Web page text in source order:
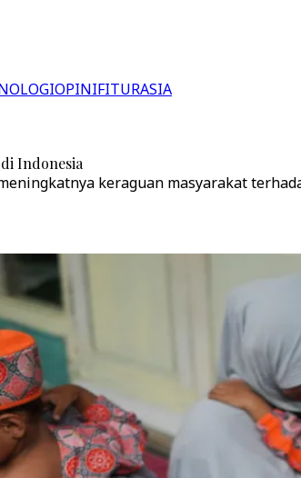
OPINIFITURASIA
Indonesia
keraguan masyarakat